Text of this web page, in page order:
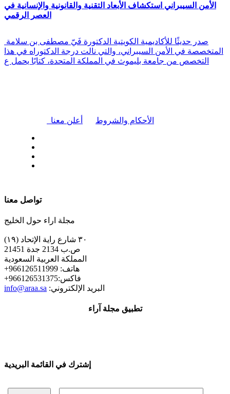
الأمن السيبراني استكشاف الأبعاد التقنية والقانونية والإنسانية في
العصر الرقمي
المتخصصة في الأمن السيبراني، والتي نالت درجة الدكتوراه في هذا
التخصص من جامعة بليموث في المملكة المتحدة، كتابًا يحمل ع
أعلن معنا الأحكام والشروط
تواصل معنا
مجلة اراء حول الخليج
٣٠ شارع راية الإتحاد (١٩)
ص.ب 2134 جدة 21451
المملكة العربية السعودية
+هاتف: 966126511999
+فاكس:966126531375
info@araa.sa :البريد الإلكتروني
تطبيق مجلة آراء
إشترك في القائمة البريدية